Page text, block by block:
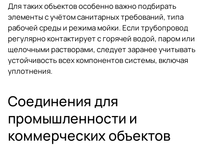
Для таких объектов особенно важно подбирать
элементы с учётом санитарных требований, типа
рабочей среды и режима мойки. Если трубопровод
регулярно контактирует с горячей водой, паром или
щелочными растворами, следует заранее учитывать
устойчивость всех компонентов системы, включая
уплотнения.
Соединения для
промышленности и
коммерческих объектов